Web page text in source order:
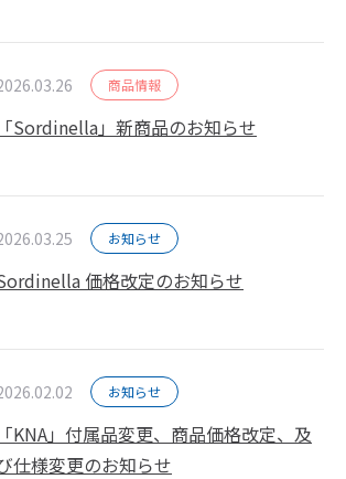
商品情報
「Sordinella」新商品のお知らせ
お知らせ
価格改定のお知らせ
お知らせ
「KNA」付属品変更、商品価格改定、及
仕様変更のお知らせ